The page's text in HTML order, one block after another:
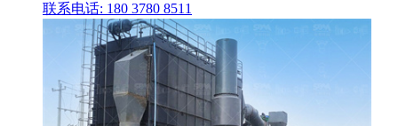
联系电话: 180 3780 8511